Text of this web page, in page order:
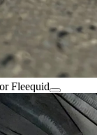
Fleequid